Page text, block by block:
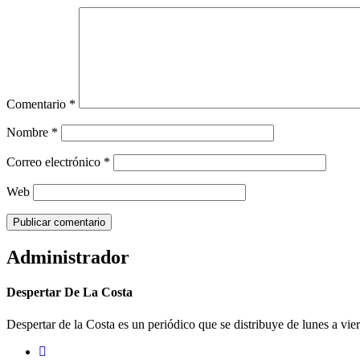
Comentario *
Nombre *
Correo electrónico *
Web
Administrador
Despertar De La Costa
Despertar de la Costa es un periódico que se distribuye de lunes a